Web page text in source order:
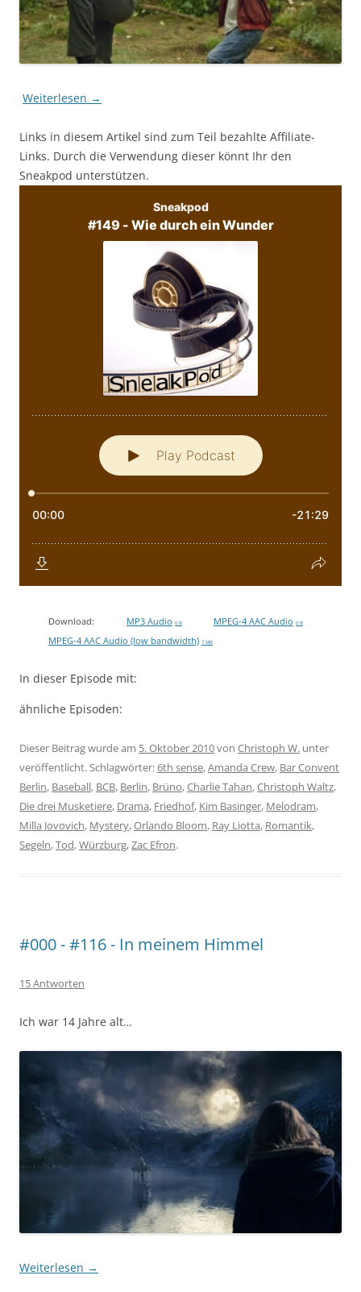
Weiterlesen →
Links in diesem Artikel sind zum Teil bezahlte Affiliate-
Links. Durch die Verwendung dieser könnt Ihr den
Sneakpod unterstützen.
Download: MP3 Audio 0 B MPEG-4 AAC Audio 0 B
MPEG-4 AAC Audio (low bandwidth) 7 MB
In dieser Episode mit:
ähnliche Episoden:
Dieser Beitrag wurde am 5. Oktober 2010von Christoph W. unter
veröffentlicht. Schlagwörter:6th sense,Amanda Crew, Bar Convent
Berlin, Baseball, BCB, Berlin, Brüno,Charlie Tahan,Christoph Waltz,
Die drei Musketiere, Drama, Friedhof, Kim Basinger, Melodram,
Milla Jovovich, Mystery,Orlando Bloom, Ray Liotta, Romantik,
Segeln,Tod,Würzburg,Zac Efron.
#000 - #116 - In meinem Himmel
15 Antworten
Ich war 14 Jahre alt…
Weiterlesen →